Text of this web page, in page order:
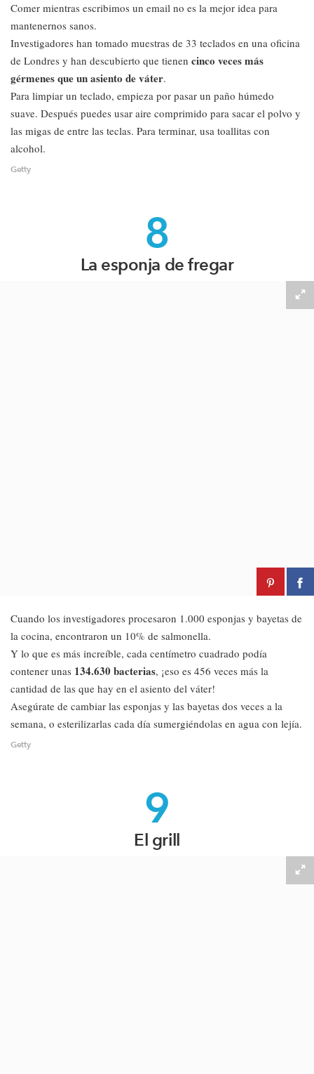
Comer mientras escribimos un email no es la mejor idea para
mantenernos sanos.
Investigadores han tomado muestras de 33 teclados en una oficina
de Londres y han descubierto que tienen cinco veces más
gérmenes que un asiento de váter.
Para limpiar un teclado, empieza por pasar un paño húmedo
suave. Después puedes usar aire comprimido para sacar el polvo y
las migas de entre las teclas. Para terminar, usa toallitas con
alcohol.
Getty
8
La esponja de fregar
Cuando los investigadores procesaron 1.000 esponjas y bayetas de
la cocina, encontraron un 10% de salmonella.
Y lo que es más increíble, cada centímetro cuadrado podía
contener unas 134.630 bacterias, ¡eso es 456 veces más la
cantidad de las que hay en el asiento del váter!
Asegúrate de cambiar las esponjas y las bayetas dos veces a la
semana, o esterilizarlas cada día sumergiéndolas en agua con lejía.
Getty
9
El grill